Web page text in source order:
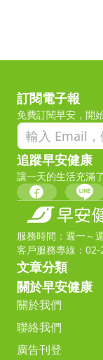
訂閱電子報
免費訂閱早安，開
追蹤早安健康
讓一天的生活充滿
服務時間：週一～
客戶服務專線：
文章分類
關於早安健康
關於我們
聯絡我們
廣告刊登